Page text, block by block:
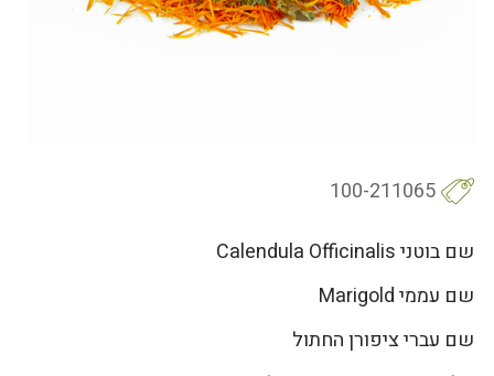
100-211065
שם בוטני Calendula Officinalis
שם עממי Marigold
שם עברי ציפורן החתול